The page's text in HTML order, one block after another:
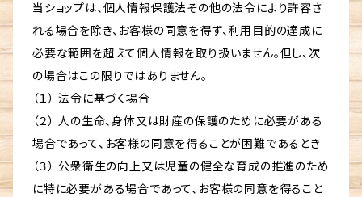
当ショップは、個人情報保護法その他の法令により許容さ
れる場合を除き、お客様の同意を得ず、利用目的の達成に
必要な範囲を超えて個人情報を取り扱いません。但し、次
の場合はこの限りではありません。
（１） 法令に基づく場合
（２） 人の生命、身体又は財産の保護のために必要がある
場合であって、お客様の同意を得ることが困難であるとき
（３） 公衆衛生の向上又は児童の健全な育成の推進のため
に特に必要がある場合であって、お客様の同意を得ること